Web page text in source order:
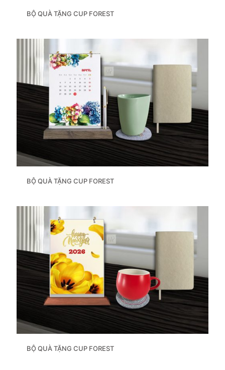
BỘ QUÀ TẶNG CUP FOREST
BỘ QUÀ TẶNG CUP FOREST
BỘ QUÀ TẶNG CUP FOREST